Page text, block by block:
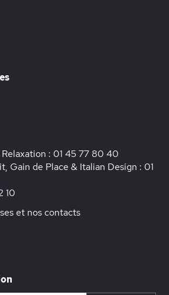
: 01 45 77 80 40
Gain de Place & Italian Design : 01
10
et nos contacts